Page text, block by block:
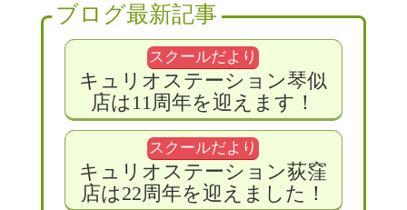
ブログ最新記事
スクールだより
キュリオステーション琴似
店は11周年を迎えます！
スクールだより
キュリオステーション荻窪
店は22周年を迎えました！